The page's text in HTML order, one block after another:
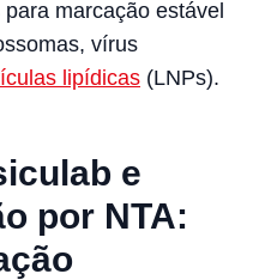
marcação estável
vírus
lipídicas (LNPs).
e
por NTA: